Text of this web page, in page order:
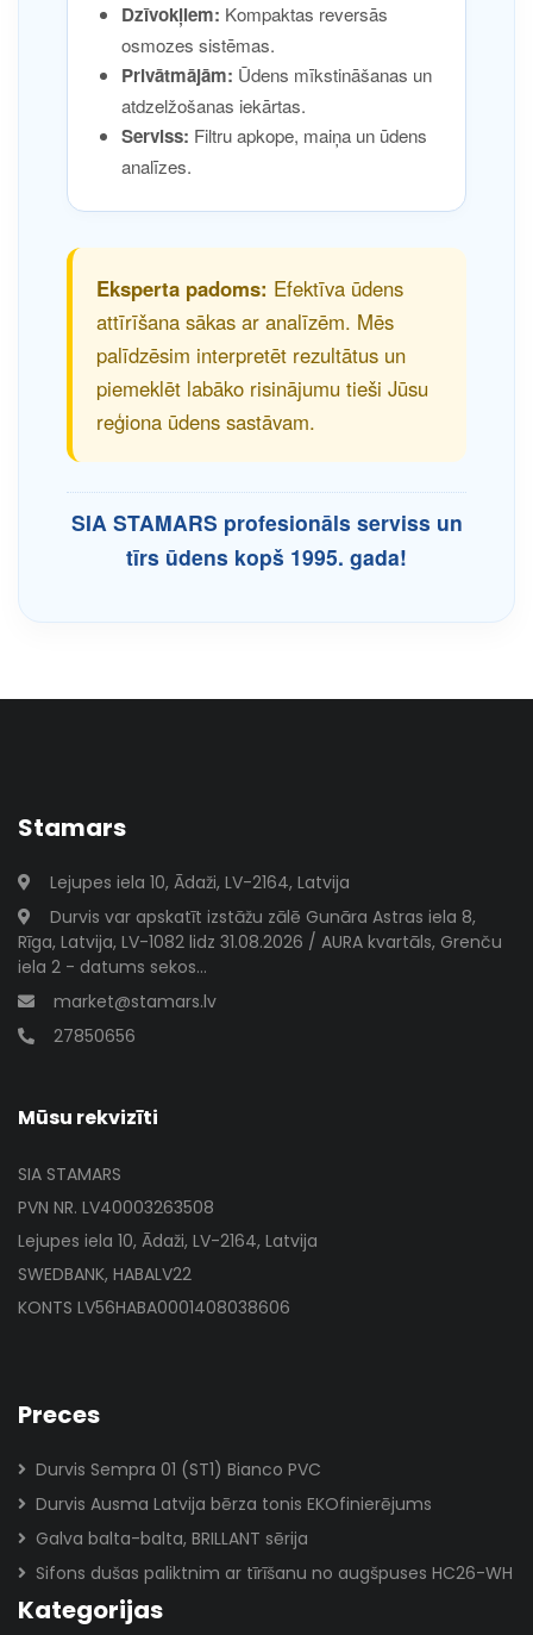
Dzīvokļiem: Kompaktas reversās
osmozes sistēmas.
Privātmājām: Ūdens mīkstināšanas un
atdzelžošanas iekārtas.
Serviss: Filtru apkope, maiņa un ūdens
analīzes.
Eksperta padoms: Efektīva ūdens
attīrīšana sākas ar analīzēm. Mēs
palīdzēsim interpretēt rezultātus un
piemeklēt labāko risinājumu tieši Jūsu
reģiona ūdens sastāvam.
SIA STAMARS profesionāls serviss un
tīrs ūdens kopš 1995. gada!
Stamars
Lejupes iela 10, Ādaži, LV-2164, Latvija
Durvis var apskatīt izstāžu zālē Gunāra Astras iela 8,
Rīga, Latvija, LV-1082 lidz 31.08.2026 / AURA kvartāls, Grenču
iela 2 - datums sekos...
market@stamars.lv
27850656
Mūsu rekvizīti
SIA STAMARS
PVN NR. LV40003263508
Lejupes iela 10, Ādaži, LV-2164, Latvija
SWEDBANK, HABALV22
KONTS LV56HABA0001408038606
Preces
Durvis Sempra 01 (ST1) Bianco PVC
Durvis Ausma Latvija bērza tonis EKOfinierējums
Galva balta-balta, BRILLANT sērija
Sifons dušas paliktnim ar tīrīšanu no augšpuses HC26-WH
Kategorijas